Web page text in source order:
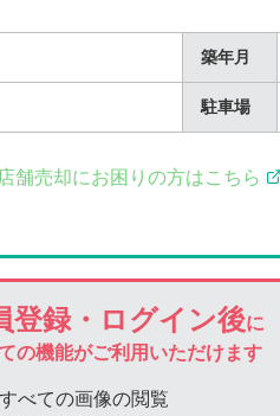
築年月
駐車場
店舗売却にお困りの方はこちら
登録・ログイン後に
の機能がご利用いただけます
すべての画像の閲覧